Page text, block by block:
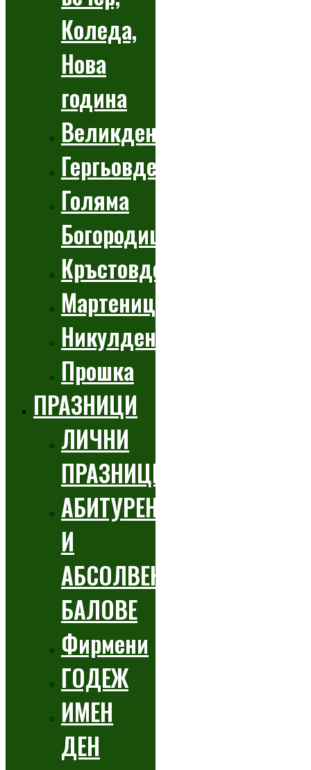
Коледа,
Нова
година
Великден
Гергьовден
Голяма
Богородица
Кръстовден
Мартеници
Никулден
Прошка
ПРАЗНИЦИ
ЛИЧНИ
ПРАЗНИЦИ
АБИТУРЕНТСКИ
И
АБСОЛВЕНТСКИ
БАЛОВЕ
Фирмени
ГОДЕЖ
ИМЕН
ДЕН